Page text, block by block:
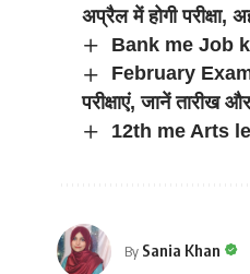
अप्रैल में होगी परीक्षा,
Bank me Job
February Exam
परीक्षाएं, जानें तारीख
12th me Arts
By Sania Khan